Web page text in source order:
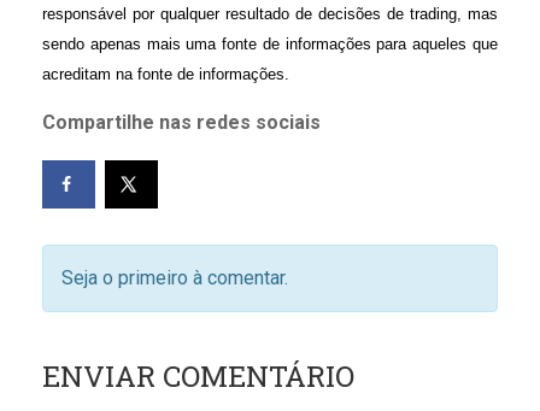
responsável por qualquer resultado de decisões de trading, mas
sendo apenas mais uma fonte de informações para aqueles que
acreditam na fonte de informações.
Compartilhe nas redes sociais
Seja o primeiro à comentar.
ENVIAR COMENTÁRIO